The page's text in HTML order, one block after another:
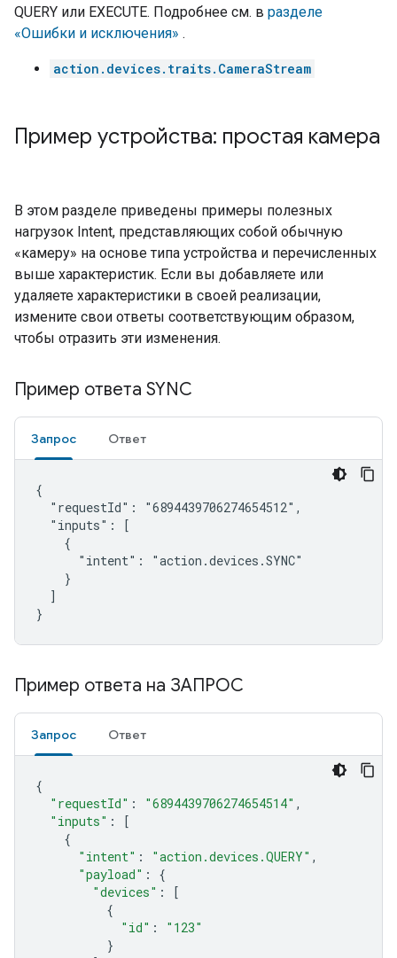
QUERY или EXECUTE. Подробнее см. в разделе
«Ошибки и исключения» .
action.devices.traits.CameraStream
Пример устройства: простая камера
В этом разделе приведены примеры полезных
нагрузок Intent, представляющих собой обычную
«камеру» на основе типа устройства и перечисленных
выше характеристик. Если вы добавляете или
удаляете характеристики в своей реализации,
измените свои ответы соответствующим образом,
чтобы отразить эти изменения.
Пример ответа SYNC
Запрос Ответ
{
  "requestId": "6894439706274654512",
  "inputs": [
    {
      "intent": "action.devices.SYNC"
    }
  ]
}
Пример ответа на ЗАПРОС
Запрос Ответ
{
"requestId" : "6894439706274654514" ,
"inputs" :
[
{
"intent" : "action.devices.QUERY" ,
"payload" :
{
"devices" :
[
{
"id" :
"123"
}